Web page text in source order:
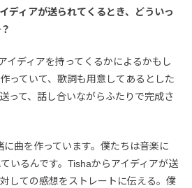
ィアが送られてくるとき、どういっ
イディアを持ってくるかによるかもし
っていて、歌詞も用意してあるとした
って、話し合いながらふたりで完成さ
に曲を作っています。僕たちは音楽に
いるんです。Tishaからアイディアが送
しての感想をストレートに伝える。僕